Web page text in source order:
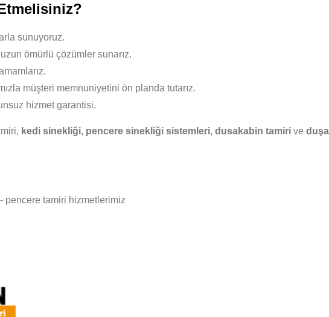
sunuyoruz.
ömürlü çözümler sunarız.
müşteri memnuniyetini ön planda tutarız.
hizmet garantisi.
kedi sinekliği, pencere sinekliği sistemleri, dusakabin tamiri ve
pencere tamiri hizmetlerimiz